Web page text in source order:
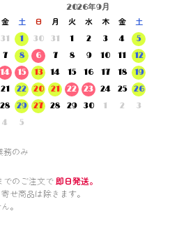
金
土
31
1
7
8
14
15
21
22
28
29
4 5
2026年9月
日 月 火 水 木 金
土
30
31 1 2 3 4
5
6
7 8 9 10 11
12
13
14 15 16 17 18
19
20
21 22 23 24 25
26
27
28 29 30 1 2 3
務のみ
でのご注文で 即日発送。
せ商品は除きます。
。